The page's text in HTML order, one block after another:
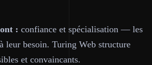
: confiance et spécialisation — les
leur besoin. Turing Web structure
et convaincants.